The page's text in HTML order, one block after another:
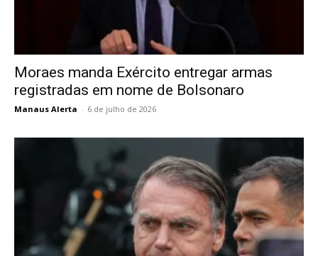
Moraes manda Exército entregar armas
registradas em nome de Bolsonaro
Manaus Alerta - 6 de julho de 2026